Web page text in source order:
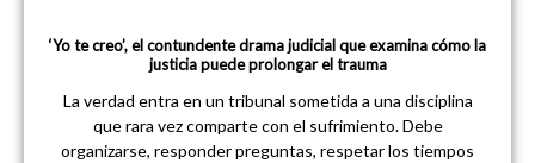
‘Yo te creo’, el contundente drama judicial que examina cómo la
justicia puede prolongar el trauma
La verdad entra en un tribunal sometida a una disciplina
que rara vez comparte con el sufrimiento. Debe
organizarse, responder preguntas, respetar los tiempos